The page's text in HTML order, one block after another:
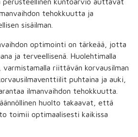
tehokkuutta ja
sisäilman.
optimointi on tärkeää, jotta
ja terveellisenä. Huolehtimalla
riittävän korvausilman
puhtaina ja auki,
ilmanvaihdon tehokkuutta.
huolto takaavat, että
toimii optimaalisesti kaikissa